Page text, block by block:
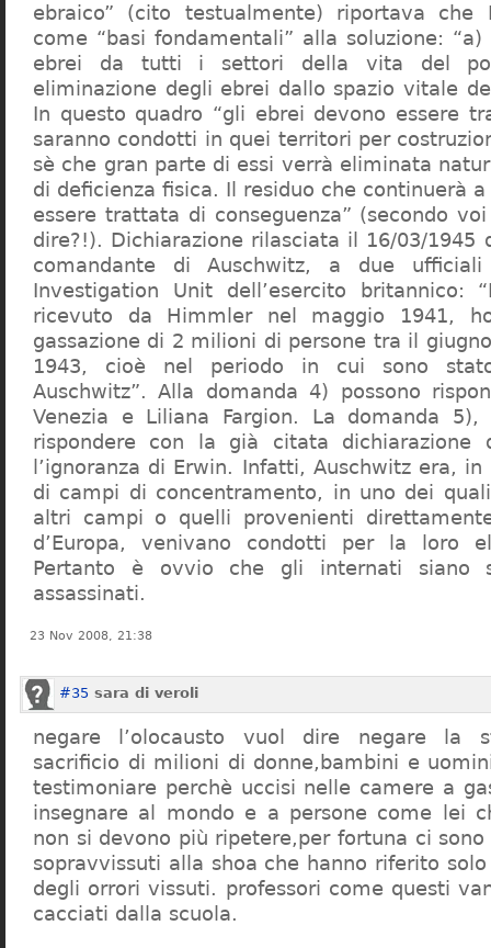
ebraico” (cito testualmente) riportava che
come “basi fondamentali” alla soluzione:
ebrei da tutti i settori della vita del
eliminazione degli ebrei dallo spazio vitale
In questo quadro “gli ebrei devono essere
saranno condotti in quei territori per
sè che gran parte di essi verrà eliminata
di deficienza fisica. Il residuo che continuerà
essere trattata di conseguenza” (secondo
dire?!). Dichiarazione rilasciata il 16/03/1945
comandante di Auschwitz, a due
Investigation Unit dell’esercito britannico:
ricevuto da Himmler nel maggio 1941,
gassazione di 2 milioni di persone tra il
1943, cioè nel periodo in cui sono
Auschwitz”. Alla domanda 4) possono
Venezia e Liliana Fargion. La domanda
rispondere con la già citata dichiarazione
l’ignoranza di Erwin. Infatti, Auschwitz era,
di campi di concentramento, in uno dei
altri campi o quelli provenienti
d’Europa, venivano condotti per la loro
Pertanto è ovvio che gli internati siano
assassinati.
23 Nov 2008, 21:38
#35 sara di veroli
negare l’olocausto vuol dire negare la
sacrificio di milioni di donne,bambini e
testimoniare perchè uccisi nelle camere a
insegnare al mondo e a persone come lei
non si devono più ripetere,per fortuna ci
sopravvissuti alla shoa che hanno riferito
degli orrori vissuti. professori come questi
cacciati dalla scuola.